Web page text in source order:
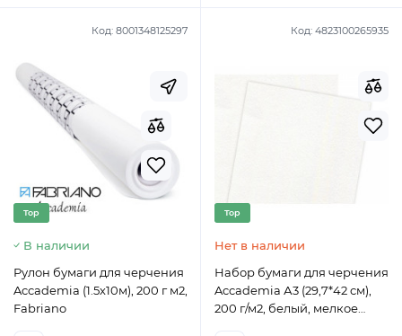
Код: 8001348125297
Top
В наличии
Pулон бумаги для черчения
Accademia (1.5х10м), 200 г м2,
Fabriano
Код: 4823100265935
Top
Нет в наличии
Набор бумаги для черчения
Accademia А3 (29,7*42 см),
200 г/м2, белый, мелкое